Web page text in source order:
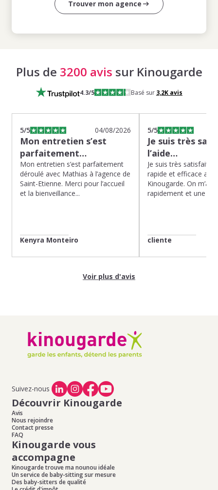
Trouver mon agence
Plus de 3200 avis sur Kinougarde
4.3/5 Basé sur 3,2Kavis
5/5 04/08/2026
Mon entretien s’est
parfaitement…
Mon entretien s’est parfaitement
déroulé avec Mathias à l’agence de
Saint-Etienne. Merci pour l’accueil
et la bienveillance...
Kenyra Monteiro
5/5
Je suis très
l’aide…
Je suis très satisfaite
rapide et efficace
Kinougarde. On m’a
rapidement et une
cliente
Voir plus d'avis
Suivez-nous
Découvrir Kinougarde
Avis
Nous rejoindre
Contact presse
FAQ
Kinougarde vous
accompagne
Kinougarde trouve ma nounou idéale
Un service de baby-sitting sur mesure
Des baby-sitters de qualité